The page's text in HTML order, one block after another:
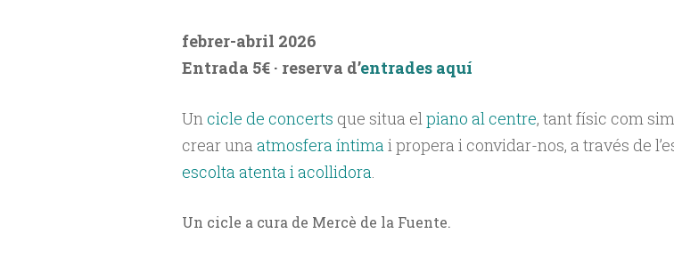
febrer-abril 2026
Entrada 5€ · reserva d’entrades aquí
Uncicle de concerts que situa elpiano al centre, tant físic com
crear una atmosfera íntimai propera i convidar-nos, a través de
escolta atenta i acollidora.
Un cicle a cura de Mercè de la Fuente.